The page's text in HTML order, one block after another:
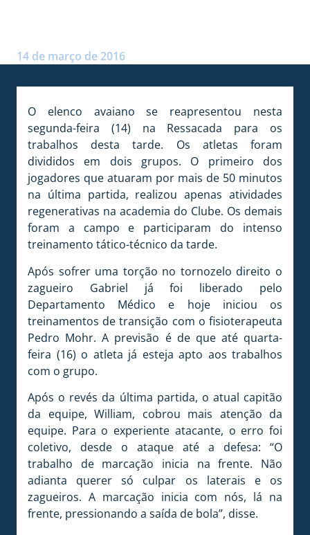
14 de março de 2016
O elenco avaiano se reapresentou nesta
segunda-feira (14) na Ressacada para os
trabalhos desta tarde. Os atletas foram
divididos em dois grupos. O primeiro dos
jogadores que atuaram por mais de 50 minutos
na última partida, realizou apenas atividades
regenerativas na academia do Clube. Os demais
foram a campo e participaram do intenso
treinamento tático-técnico da tarde.
Após sofrer uma torção no tornozelo direito o
zagueiro Gabriel já foi liberado pelo
Departamento Médico e hoje iniciou os
treinamentos de transição com o fisioterapeuta
Pedro Mohr. A previsão é de que até quarta-
feira (16) o atleta já esteja apto aos trabalhos
com o grupo.
Após o revés da última partida, o atual capitão
da equipe, William, cobrou mais atenção da
equipe. Para o experiente atacante, o erro foi
coletivo, desde o ataque até a defesa: “O
trabalho de marcação inicia na frente. Não
adianta querer só culpar os laterais e os
zagueiros. A marcação inicia com nós, lá na
frente, pressionando a saída de bola”, disse.